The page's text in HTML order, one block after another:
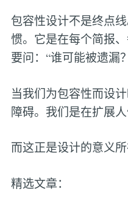
包容性设计不是终点
惯。它是在每个简报
要问：“谁可能被遗漏
当我们为包容性而设
障碍。我们是在扩展
而这正是设计的意义所
精选文章：